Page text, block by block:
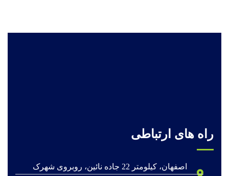
راه های ارتباطی
اصفهان، کیلومتر 22 جاده نائین، روبروی شهرک